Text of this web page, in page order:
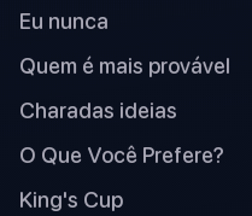
Eu nunca
Quem é mais provável
Charadas ideias
O Que Você Prefere?
King's Cup